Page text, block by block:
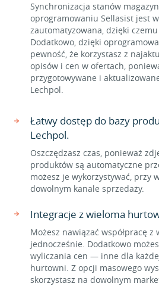
Synchronizacja stanów
oprogramowaniu Sellasist jest
zautomatyzowana, dzięki
Dodatkowo, dzięki
pewność, że korzystasz z
opisów i cen w ofertach,
przygotowywane i
Lechpol.
Łatwy dostęp do bazy
Lechpol.
Oszczędzasz czas, ponieważ
produktów są automatyczne
możesz je wykorzystywać, przy
dowolnym kanale sprzedaży.
Integracje z wieloma
Możesz nawiązać współpracę
jednocześnie. Dodatkowo
wyliczania cen — inne dla
hurtowni. Z opcji masowego
skorzystasz na dowolnym